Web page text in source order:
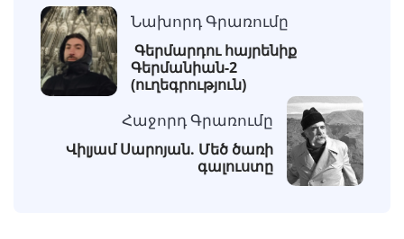
Նախորդ Գրառումը
Գերմարդու հայրենիք
Գերմանիան-2
(ուղեգրություն)
Հաջորդ Գրառումը
Վիլյամ Սարոյան. Մեծ ծառի
գալուստը